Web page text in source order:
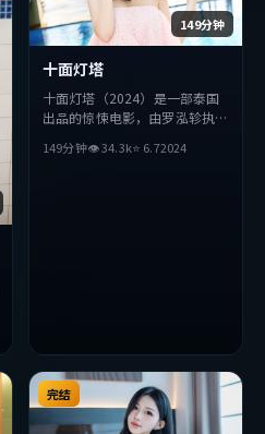
149分钟
十面灯塔
十面灯塔（2024）是一部泰国
出品的惊悚电影，由罗泓轸执
主演。影片在叙事与视听上力求
149分钟👁34.3k⭐ 6.72024
完结